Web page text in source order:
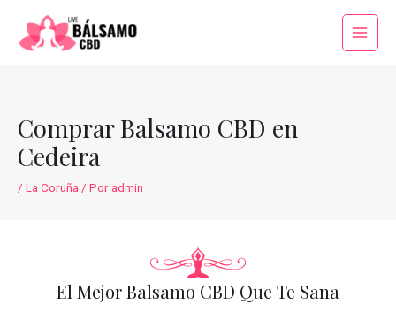
contenido
Main
Comprar Balsamo CBD en
Cedeira
/ La Coruña / Poradmin
El Mejor Balsamo CBD Que Te Sana